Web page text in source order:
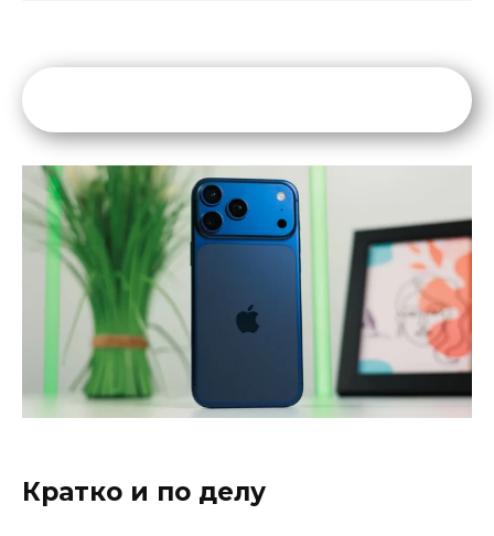
Кратко и по делу